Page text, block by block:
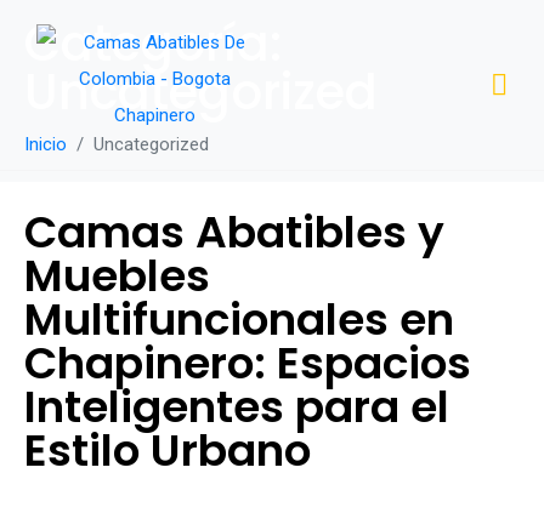
Categoría:
Uncategorized
Inicio Uncategorized
Camas Abatibles y
Muebles
Multifuncionales en
Chapinero: Espacios
Inteligentes para el
Estilo Urbano